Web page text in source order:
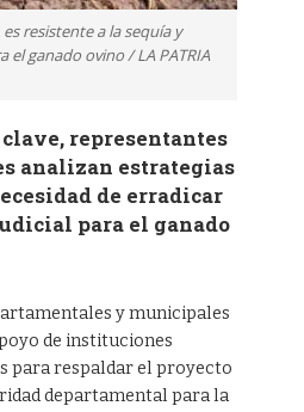
resistente a la sequía y
el ganado ovino / LA PATRIA
representantes
analizan estrategias
de erradicar
para el ganado
y municipales
de instituciones
para respaldar el proyecto
departamental para la